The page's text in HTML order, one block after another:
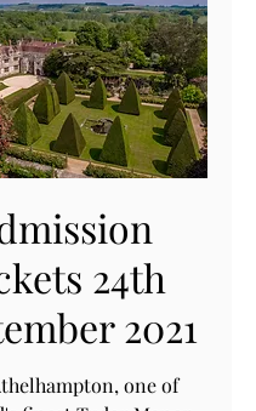
24th
2021
one of